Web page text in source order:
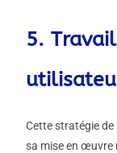
5.
Cette stratégie
sa mise en œuvre